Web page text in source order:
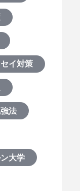
イ対策
法
大学